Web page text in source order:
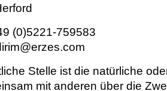
(0)5221-759583
Stelle ist die natürliche
mit anderen über die